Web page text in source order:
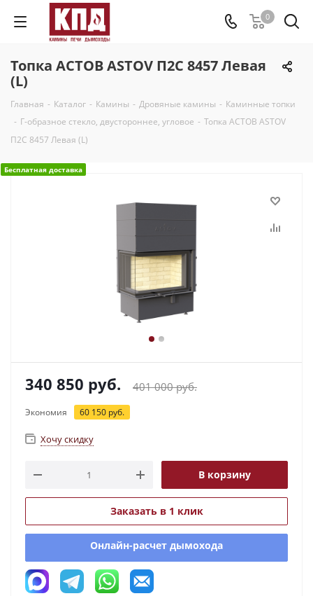
0
Топка АСТОВ ASTOV П2С 8457 Левая
(L)
Главная - Каталог - Камины - Дровяные камины - Каминные топки
- Г-образное стекло, двустороннее, угловое - Топка АСТОВ ASTOV
П2С 8457 Левая (L)
Бесплатная доставка
340 850 руб. 401 000руб.
Экономия 60 150 руб.
Хочу скидку
В корзину
Заказать в 1 клик
Онлайн-расчет дымохода